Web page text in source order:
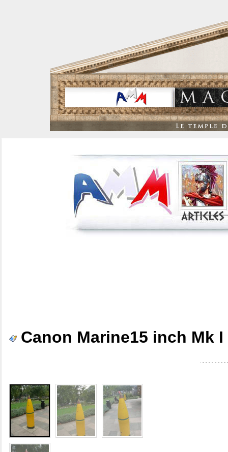
Canon Marine15 inch Mk